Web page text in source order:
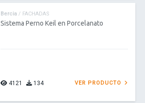
Bercia / FACHADAS
Sistema Perno Keil en Porcelanato
4121 134 VER PRODUCTO